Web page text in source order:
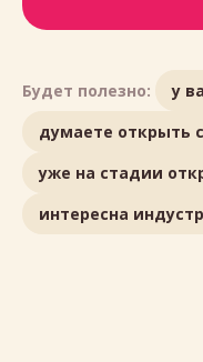
Будет полезно:
у
думаете открыть
уже на стадии
интересна